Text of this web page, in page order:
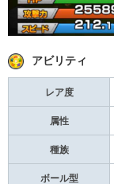
アビリティ
レア度
属性
種族
ボール型